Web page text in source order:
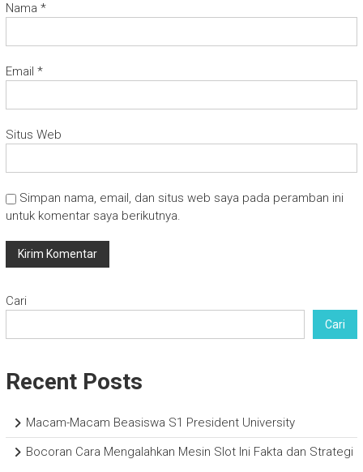
Nama *
Email *
Situs Web
Simpan nama, email, dan situs web saya pada peramban ini
untuk komentar saya berikutnya.
Cari
Cari
Recent Posts
Macam-Macam Beasiswa S1 President University
Bocoran Cara Mengalahkan Mesin Slot Ini Fakta dan Strategi